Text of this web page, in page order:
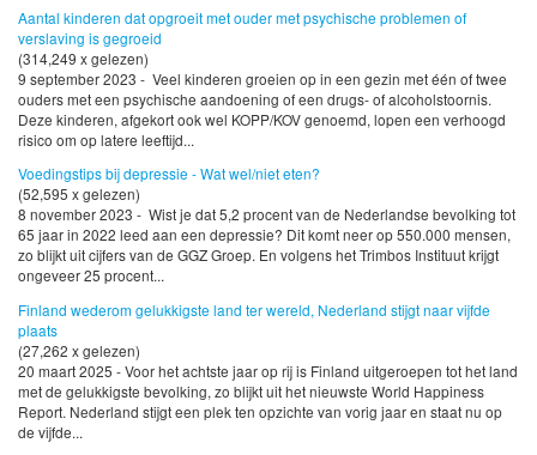
Aantal kinderen dat opgroeit met ouder met psychische problemen of
verslaving is gegroeid
(314,249 x gelezen)
9 september 2023 - Veel kinderen groeien op in een gezin met één of twee
ouders met een psychische aandoening of een drugs- of alcoholstoornis.
Deze kinderen, afgekort ook wel KOPP/KOV genoemd, lopen een verhoogd
risico om op latere leeftijd...
Voedingstips bij depressie - Wat wel/niet eten?
(52,595 x gelezen)
8 november 2023 - Wist je dat 5,2 procent van de Nederlandse bevolking tot
65 jaar in 2022 leed aan een depressie? Dit komt neer op 550.000 mensen,
zo blijkt uit cijfers van de GGZ Groep. En volgens het Trimbos Instituut krijgt
ongeveer 25 procent...
Finland wederom gelukkigste land ter wereld, Nederland stijgt naar vijfde
plaats
(27,262 x gelezen)
20 maart 2025 - Voor het achtste jaar op rij is Finland uitgeroepen tot het land
met de gelukkigste bevolking, zo blijkt uit het nieuwste World Happiness
Report. Nederland stijgt een plek ten opzichte van vorig jaar en staat nu op
de vijfde...